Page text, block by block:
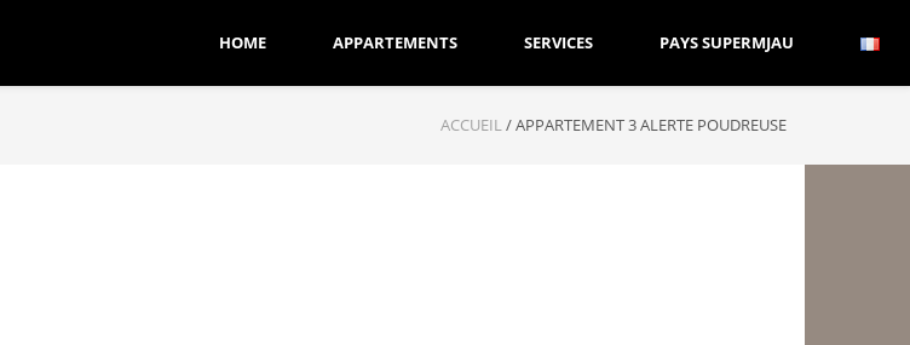
HOME APPARTEMENTS SERVICES PAYS SUPERMJAU
ACCUEIL/APPARTEMENT 3 ALERTE POUDREUSE